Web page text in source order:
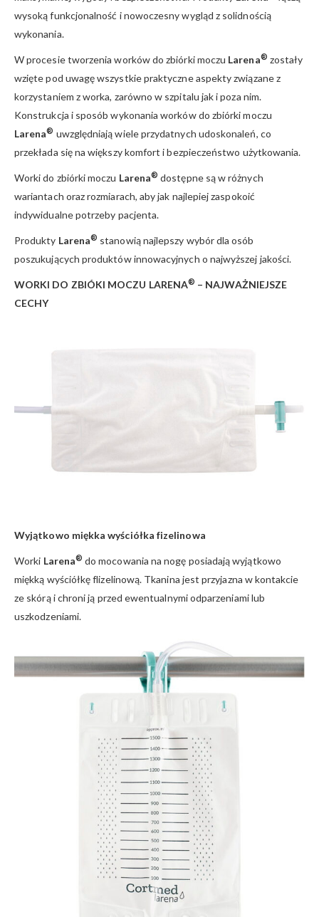
wysoką funkcjonalność i nowoczesny wygląd z solidnością
wykonania.
W procesie tworzenia worków do zbiórki moczu Larena® zostały
wzięte pod uwagę wszystkie praktyczne aspekty związane z
korzystaniem z worka, zarówno w szpitalu jak i poza nim.
Konstrukcja i sposób wykonania worków do zbiórki moczu
Larena® uwzględniają wiele przydatnych udoskonaleń, co
przekłada się na większy komfort i bezpieczeństwo użytkowania.
Worki do zbiórki moczu Larena® dostępne są w różnych
wariantach oraz rozmiarach, aby jak najlepiej zaspokoić
indywidualne potrzeby pacjenta.
Produkty Larena® stanowią najlepszy wybór dla osób
poszukujących produktów innowacyjnych o najwyższej jakości.
WORKI DO ZBIÓKI MOCZU LARENA® – NAJWAŻNIEJSZE
CECHY
Wyjątkowo miękka wyściółka fizelinowa
Worki Larena® do mocowania na nogę posiadają wyjątkowo
miękką wyściółkę flizelinową. Tkanina jest przyjazna w kontakcie
ze skórą i chroni ją przed ewentualnymi odparzeniami lub
uszkodzeniami.